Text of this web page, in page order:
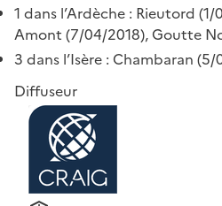
1 dans l’Ardèche : Rieutord
Amont (7/04/2018), Goutte
3 dans l’Isère : Chambaran
Diffuseur